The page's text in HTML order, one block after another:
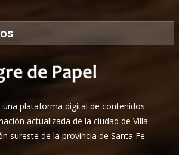
una plataforma digital de contenidos
actualizada de la ciudad de Villa
sureste de la provincia de Santa Fe.